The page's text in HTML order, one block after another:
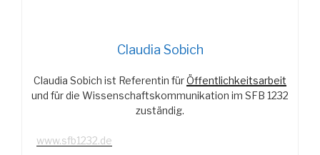
Claudia Sobich
Claudia Sobich ist Referentin fürÖffentlichkeitsarbeit
und für die Wissenschaftskommunikation im SFB 1232
zuständig.
www.sfb1232.de